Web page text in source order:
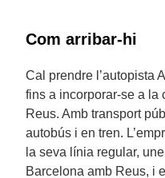
Com arribar-hi
Cal prendre l’autopista
fins a incorporar-se a la
Reus. Amb transport
autobús i en tren.
la seva línia regular,
Barcelona amb Reus, i